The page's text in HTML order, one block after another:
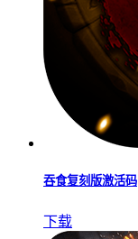
吞食复刻版激活码
下载